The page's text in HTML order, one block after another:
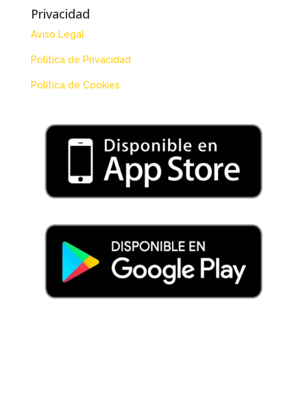
Privacidad
Aviso Legal
Política de Privacidad
Política de Cookies